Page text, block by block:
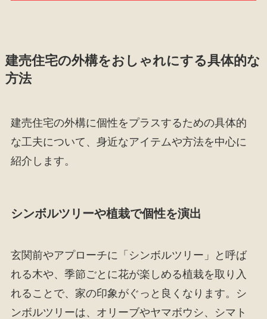
建売住宅の外構をおしゃれにする具体的な
方法
建売住宅の外構に個性をプラスするための具体的
な工夫について、身近なアイテムや方法を中心に
紹介します。
シンボルツリーや植栽で個性を演出
玄関前やアプローチに「シンボルツリー」と呼ば
れる木や、季節ごとに花が楽しめる植栽を取り入
れることで、家の印象がぐっと良くなります。シ
ンボルツリーは、オリーブやヤマボウシ、シマト